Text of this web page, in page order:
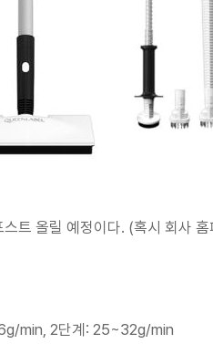
트 올릴 예정이다. (혹시 회사
min, 2단계: 25~32g/min